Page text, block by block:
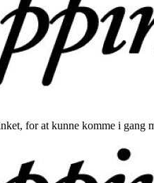
for at kunne komme i gang